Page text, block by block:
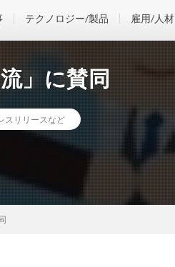
テクノロジー/製品 雇用/人材
」に賛同
スリリースなど